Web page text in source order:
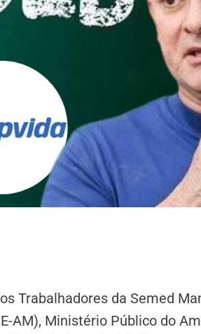
Trabalhadores da Semed
AM), Ministério Público do